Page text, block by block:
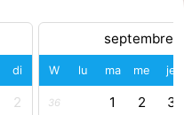
di
2
septembre
W lu ma me je
36 1 2 3